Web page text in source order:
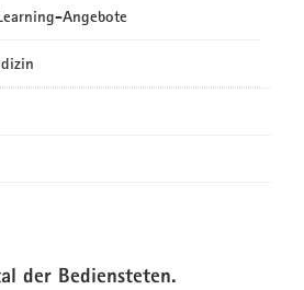
Angebote
der Bediensteten.